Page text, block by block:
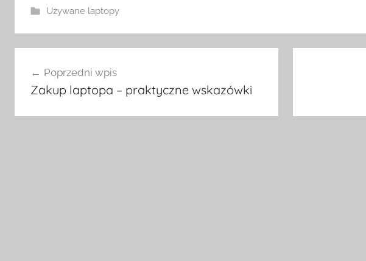
Używane laptopy
wpisuPoprzedni wpis
Zakup laptopa – praktyczne wskazówki